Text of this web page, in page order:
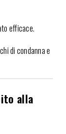
efficace.
di condanna e
alla